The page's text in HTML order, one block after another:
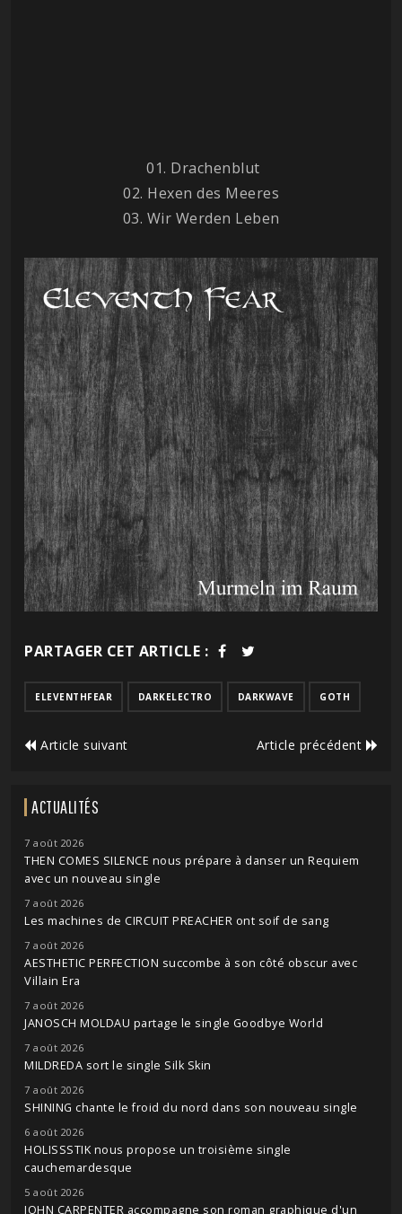
01. Drachenblut
02. Hexen des Meeres
03. Wir Werden Leben
PARTAGER CET ARTICLE :
ELEVENTHFEAR DARKELECTRO DARKWAVE GOTH
Article suivant Article précédent
ACTUALITÉS
7 août 2026
THEN COMES SILENCE nous prépare à danser un Requiem
avec un nouveau single
7 août 2026
Les machines de CIRCUIT PREACHER ont soif de sang
7 août 2026
AESTHETIC PERFECTION succombe à son côté obscur avec
Villain Era
7 août 2026
JANOSCH MOLDAU partage le single Goodbye World
7 août 2026
MILDREDA sort le single Silk Skin
7 août 2026
SHINING chante le froid du nord dans son nouveau single
6 août 2026
HOLISSSTIK nous propose un troisième single
cauchemardesque
5 août 2026
JOHN CARPENTER accompagne son roman graphique d'un